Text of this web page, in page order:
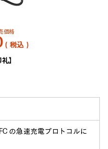
価格
（税込）
】
の急速充電プロトコルに